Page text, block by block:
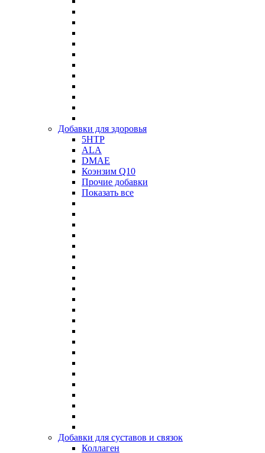
Добавки для здоровья
5HTP
ALA
DMAE
Коэнзим Q10
Прочие добавки
Показать все
Добавки для суставов и связок
Коллаген